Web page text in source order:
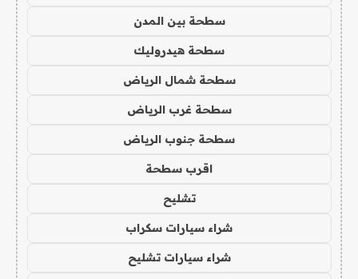
سطحة بين المدن
سطحة هيدروليك
سطحة شمال الرياض
سطحة غرب الرياض
سطحة جنوب الرياض
اقرب سطحة
تشليح
شراء سيارات سكراب
شراء سيارات تشليح